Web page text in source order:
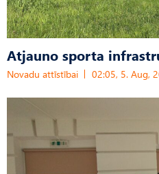
Atjauno sporta
Novadu attīstībai 02:05, 5. Aug,